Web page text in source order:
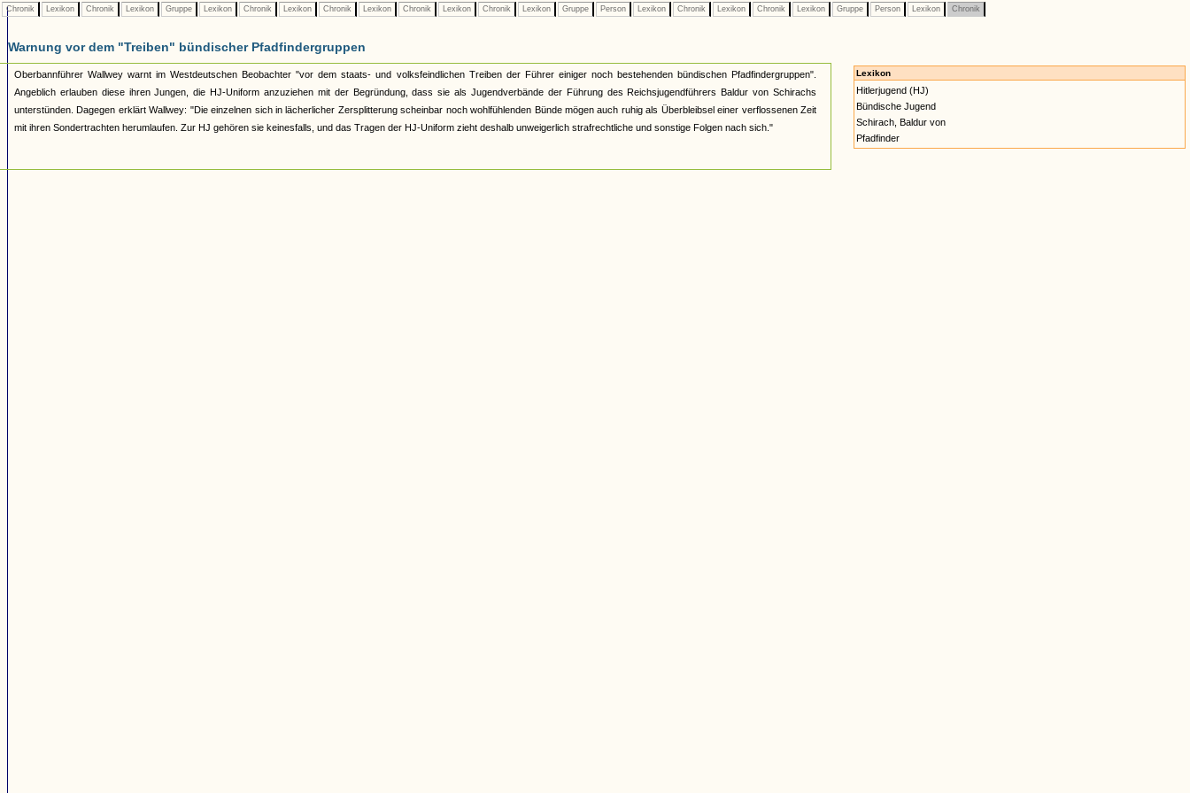
Chronik Lexikon Chronik Lexikon Gruppe Lexikon Chronik Lexikon Chronik Lexikon Chronik Lexikon Chronik Lexikon Gruppe Person Lexikon Chronik Lexikon Chronik Lexikon Gruppe Person Lexikon Chronik
Warnung vor dem "Treiben" bündischer Pfadfindergruppen
Oberbannführer Wallwey warnt im Westdeutschen Beobachter "vor dem staats- und volksfeindlichen Treiben der Führer einiger noch bestehenden bündischen Pfadfindergruppen".
Angeblich erlauben diese ihren Jungen, die HJ-Uniform anzuziehen mit der Begründung, dass sie als Jugendverbände der Führung des Reichsjugendführers Baldur von Schirachs
unterstünden. Dagegen erklärt Wallwey: "Die einzelnen sich in lächerlicher Zersplitterung scheinbar noch wohlfühlenden Bünde mögen auch ruhig als Überbleibsel einer verflossenen Zeit
mit ihren Sondertrachten herumlaufen. Zur HJ gehören sie keinesfalls, und das Tragen der HJ-Uniform zieht deshalb unweigerlich strafrechtliche und sonstige Folgen nach sich."
Lexikon
Hitlerjugend (HJ)
Bündische Jugend
Schirach, Baldur von
Pfadfinder